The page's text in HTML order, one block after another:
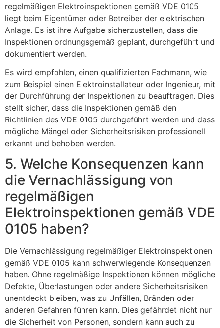
regelmäßigen Elektroinspektionen gemäß VDE 0105
liegt beim Eigentümer oder Betreiber der elektrischen
Anlage. Es ist ihre Aufgabe sicherzustellen, dass die
Inspektionen ordnungsgemäß geplant, durchgeführt und
dokumentiert werden.
Es wird empfohlen, einen qualifizierten Fachmann, wie
zum Beispiel einen Elektroinstallateur oder Ingenieur, mit
der Durchführung der Inspektionen zu beauftragen. Dies
stellt sicher, dass die Inspektionen gemäß den
Richtlinien des VDE 0105 durchgeführt werden und dass
mögliche Mängel oder Sicherheitsrisiken professionell
erkannt und behoben werden.
5. Welche Konsequenzen kann
die Vernachlässigung von
regelmäßigen
Elektroinspektionen gemäß VDE
0105 haben?
Die Vernachlässigung regelmäßiger Elektroinspektionen
gemäß VDE 0105 kann schwerwiegende Konsequenzen
haben. Ohne regelmäßige Inspektionen können mögliche
Defekte, Überlastungen oder andere Sicherheitsrisiken
unentdeckt bleiben, was zu Unfällen, Bränden oder
anderen Gefahren führen kann. Dies gefährdet nicht nur
die Sicherheit von Personen, sondern kann auch zu